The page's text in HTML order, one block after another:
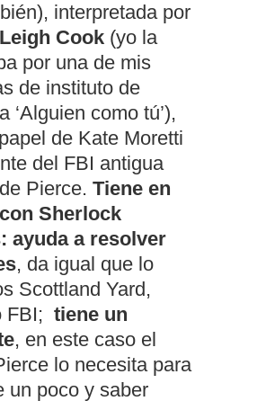
interpretada por
Cook (yo la
por una de mis
de instituto de
‘Alguien como tú’),
de Kate Moretti
del FBI antigua
Pierce. Tiene en
Sherlock
ayuda a resolver
, da igual que lo
Scottland Yard,
FBI; tiene un
, en este caso el
lo necesita para
un poco y saber